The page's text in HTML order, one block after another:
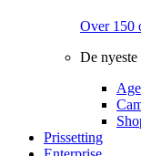
Over 150
De nyeste
Prissetting